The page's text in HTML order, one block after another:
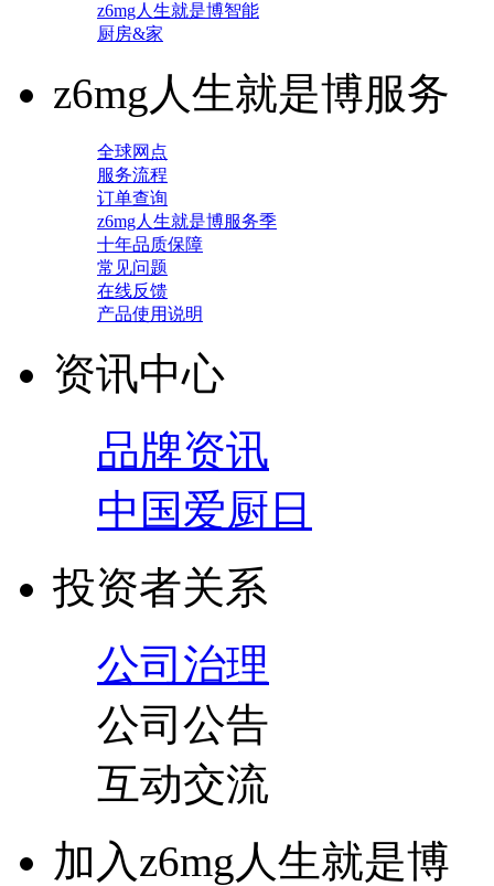
z6mg人生就是博智能
厨房&家
z6mg人生就是博服务
全球网点
服务流程
订单查询
z6mg人生就是博服务季
十年品质保障
常见问题
在线反馈
产品使用说明
资讯中心
品牌资讯
中国爱厨日
投资者关系
公司治理
公司公告
互动交流
加入z6mg人生就是博